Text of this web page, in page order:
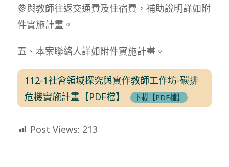
參與教師往返交通費及住宿費，補助說明詳如附
件實施計畫。
五、本案聯絡人詳如附件實施計畫。
112-1社會領域探究與實作教師工作坊-碳排
危機實施計畫【PDF檔】
下載【PDF檔】
Post Views: 213